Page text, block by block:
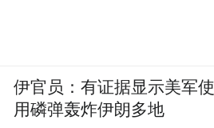
伊官员：有证据显示美军使
用磷弹轰炸伊朗多地